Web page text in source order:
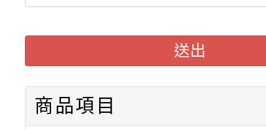
駛入式料架販售可依需
積層架販售(平台式料
中型料架販售
送出
商品項目